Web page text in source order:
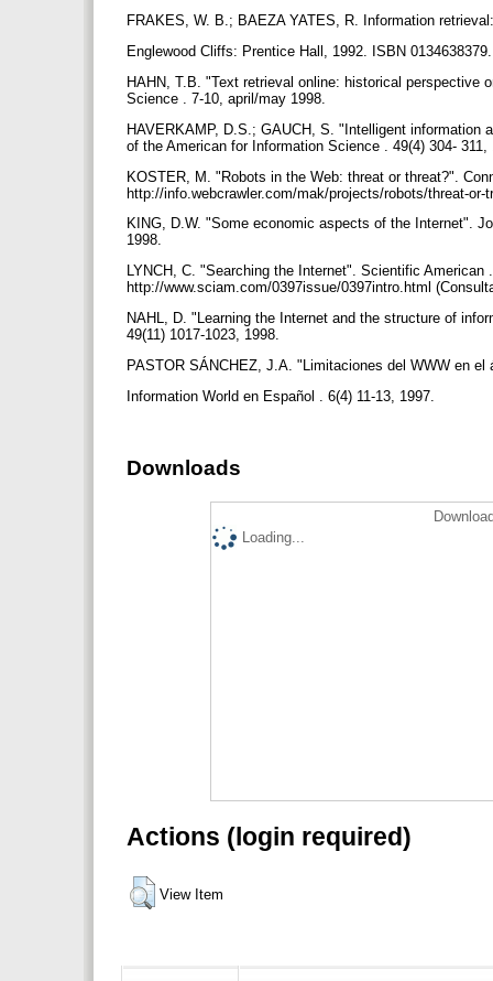
FRAKES, W. B.; BAEZA YATES, R. Information
Englewood Cliffs: Prentice Hall, 1992. ISBN
HAHN, T.B. "Text retrieval online: historical perspective
Science . 7-10, april/may 1998.
HAVERKAMP, D.S.; GAUCH, S. "Intelligent information
of the American for Information Science . 49(4) 304-
KOSTER, M. "Robots in the Web: threat or threat?".
http://info.webcrawler.com/mak/projects/robots/threat-
KING, D.W. "Some economic aspects of the Internet".
1998.
LYNCH, C. "Searching the Internet". Scientific American
http://www.sciam.com/0397issue/0397intro.html
NAHL, D. "Learning the Internet and the structure of
49(11) 1017-1023, 1998.
PASTOR SÁNCHEZ, J.A. "Limitaciones del WWW en
Information World en Español . 6(4) 11-13, 1997.
Downloads
Loading...
Actions (login required)
View Item